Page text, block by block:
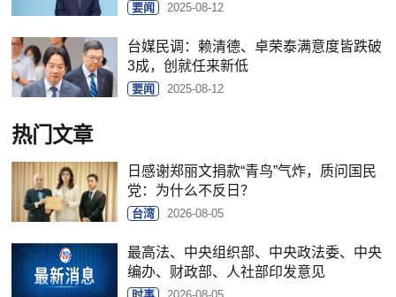
要闻 2025-08-12
台媒民调：赖清德、卓荣泰满意度皆跌破
3成，创就任来新低
要闻 2025-08-12
热门文章
日感谢郑丽文捐款“青鸟”气炸，质问国民
党：为什么不反日？
台湾 2026-08-05
最高法、中央组织部、中央政法委、中央
编办、财政部、人社部印发意见